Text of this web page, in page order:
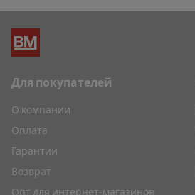
Для покупателей
О компании
Оплата
Гарантии
Возврат
Опт для интернет-магазинов